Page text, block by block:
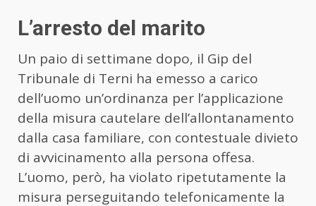
L’arresto del marito
Un paio di settimane dopo, il Gip del
Tribunale di Terni ha emesso a carico
dell’uomo un’ordinanza per l’applicazione
della misura cautelare dell’allontanamento
dalla casa familiare, con contestuale divieto
di avvicinamento alla persona offesa.
L’uomo, però, ha violato ripetutamente la
misura perseguitando telefonicamente la